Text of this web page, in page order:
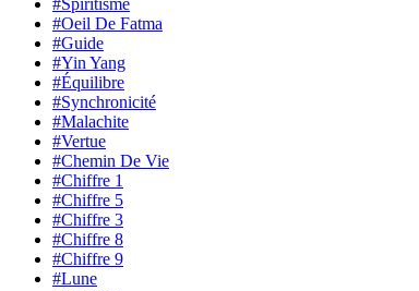
#Spiritisme
#Oeil De Fatma
#Guide
#Yin Yang
#Équilibre
#Synchronicité
#Malachite
#Vertue
#Chemin De Vie
#Chiffre 1
#Chiffre 5
#Chiffre 3
#Chiffre 8
#Chiffre 9
#Lune